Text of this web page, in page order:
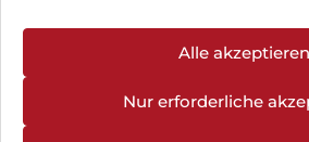
Alle akzeptieren
Nur erforderliche
Hinweis zur Batterieentsorgung